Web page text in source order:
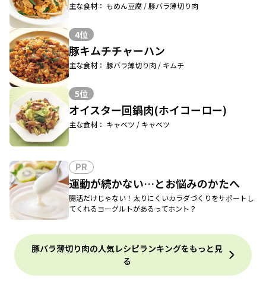
主な食材： もめん豆腐 / 豚バラ薄切り肉
4位
豚キムチチャーハン
主な食材： 豚バラ薄切り肉 / キムチ
5位
オイスター回鍋肉(ホイコーロー)
主な食材： キャベツ / キャベツ
PR
運動が続かない…とお悩みのかたへ
腸活だけじゃない！太りにくいカラダづくりをサポートし
てくれるヨーグルトがあるってホント？
豚バラ薄切り肉の人気レシピランキングをもっと見
る